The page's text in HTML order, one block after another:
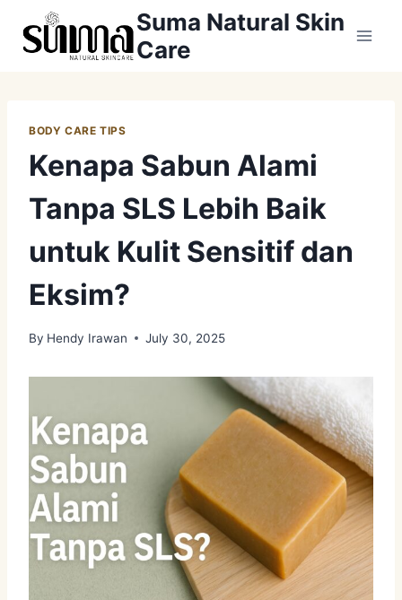
Suma Natural Skin
Care
BODY CARE TIPS
Kenapa Sabun Alami
Tanpa SLS Lebih Baik
untuk Kulit Sensitif dan
Eksim?
By Hendy Irawan July 30, 2025